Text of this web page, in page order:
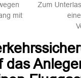
mit
Zum
das